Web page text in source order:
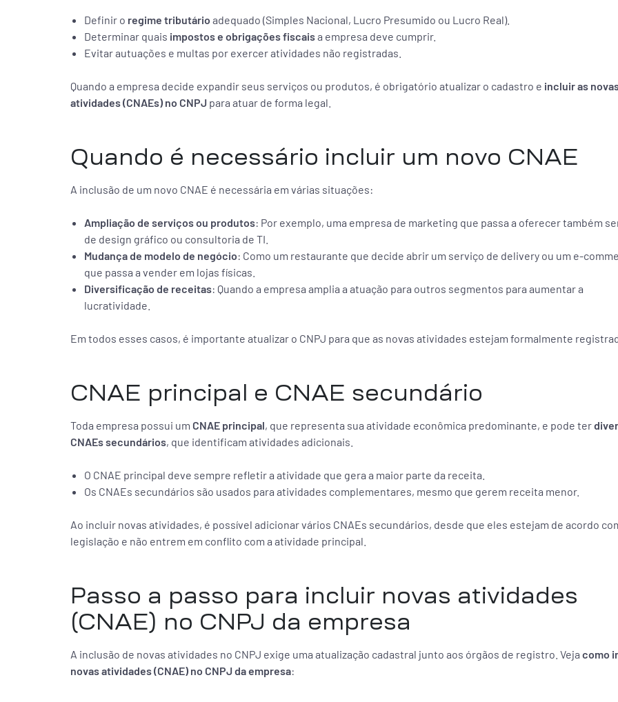
Definir o regime tributário adequado (Simples Nacional, Lucro Presumido ou Lucro Real).
Determinar quais impostos e obrigações fiscaisa empresa deve cumprir.
Evitar autuações e multas por exercer atividades não registradas.
Quando a empresa decide expandir seus serviços ou produtos, é obrigatório atualizar o cadastro e incluir as
atividades (CNAEs) no CNPJ para atuar de forma legal.
Quando é necessário incluir um novo CNAE
A inclusão de um novo CNAE é necessária em várias situações:
Ampliação de serviços ou produtos: Por exemplo, uma empresa de marketing que passa a oferecer também
de design gráfico ou consultoria de TI.
Mudança de modelo de negócio: Como um restaurante que decide abrir um serviço de delivery ou um e-
que passa a vender em lojas físicas.
Diversificação de receitas: Quando a empresa amplia a atuação para outros segmentos para aumentar a
lucratividade.
Em todos esses casos, é importante atualizar o CNPJ para que as novas atividades estejam formalmente
CNAE principal e CNAE secundário
Toda empresa possui um CNAE principal, que representa sua atividade econômica predominante, e pode ter
CNAEs secundários, que identificam atividades adicionais.
O CNAE principal deve sempre refletir a atividade que gera a maior parte da receita.
Os CNAEs secundários são usados para atividades complementares, mesmo que gerem receita menor.
Ao incluir novas atividades, é possível adicionar vários CNAEs secundários, desde que eles estejam de acordo
legislação e não entrem em conflito com a atividade principal.
Passo a passo para incluir novas atividades
(CNAE) no CNPJ da empresa
A inclusão de novas atividades no CNPJ exige uma atualização cadastral junto aos órgãos de registro. Veja como
novas atividades (CNAE) no CNPJ da empresa: